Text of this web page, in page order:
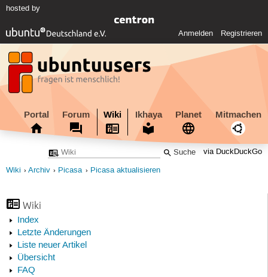
hosted by
Anmelden Registrieren
Portal Forum Wiki Ikhaya Planet Mitmachen
via DuckDuckGo
Wiki Archiv Picasa Picasa aktualisieren
Wiki
Index
Letzte Änderungen
Liste neuer Artikel
Übersicht
FAQ